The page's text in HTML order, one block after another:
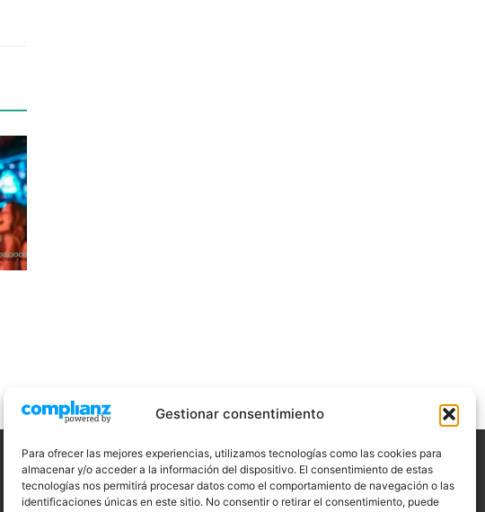
Gestionar consentimiento
Para ofrecer las mejores experiencias, utilizamos tecnologías como las cookies para
almacenar y/o acceder a la información del dispositivo. El consentimiento de estas
tecnologías nos permitirá procesar datos como el comportamiento de navegación o las
identificaciones únicas en este sitio. No consentir o retirar el consentimiento, puede
SÍGUENOS